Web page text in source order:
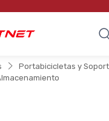
Portabicicletas y